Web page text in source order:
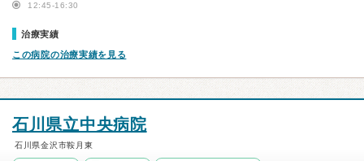
12:45-16:30
治療実績
この病院の治療実績を見る
石川県立中央病院
石川県金沢市鞍月東